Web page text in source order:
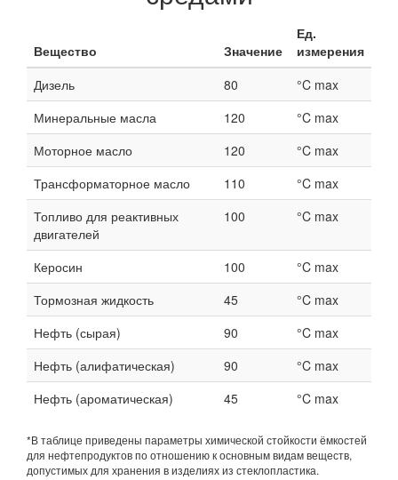
Вещество Значение
Ед.
измерения
Дизель
80
°C max
Минеральные масла
120
°C max
Моторное масло
120
°C max
Трансформаторное масло
110
°C max
Топливо для реактивных
двигателей
100 °C max
Керосин 100
°C max
Тормозная жидкость
45
°C max
Нефть (сырая)
90
°C max
Нефть (алифатическая)
90
°C max
Нефть (ароматическая)
45 °C max
*В таблице приведены параметры химической стойкости ёмкостей
для нефтепродуктов по отношению к основным видам веществ,
допустимых для хранения в изделиях из стеклопластика.